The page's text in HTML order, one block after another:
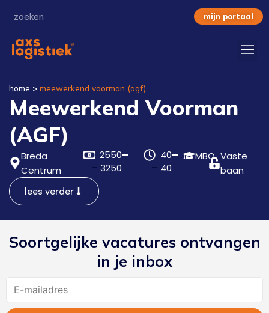
mijn portaal
home > meewerkend voorman (agf)
Meewerkend Voorman
(AGF)
Breda
Centrum
2550
3250
40
40
MBO Vaste
baan
lees verder
Soortgelijke vacatures ontvangen
in je inbox